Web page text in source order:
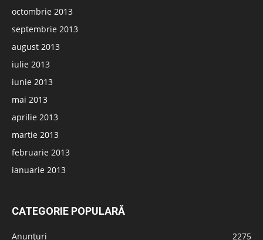
octombrie 2013
septembrie 2013
august 2013
iulie 2013
iunie 2013
mai 2013
aprilie 2013
martie 2013
februarie 2013
ianuarie 2013
CATEGORIE POPULARĂ
Anunțuri
2275